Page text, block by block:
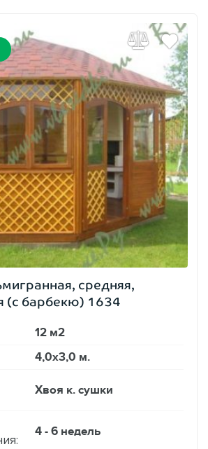
средняя,
(с барбекю) 1634
12 м2
4,0х3,0 м.
Хвоя к. сушки
4 - 6 недель